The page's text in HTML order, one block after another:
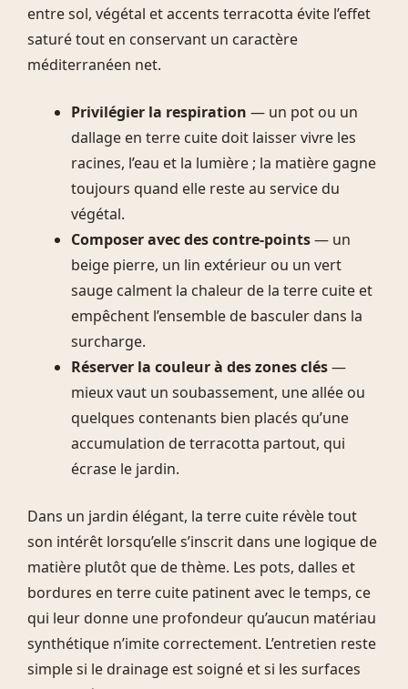
entre sol, végétal et accents terracotta évite l’effet
saturé tout en conservant un caractère
méditerranéen net.
Privilégier la respiration — un pot ou un
dallage en terre cuite doit laisser vivre les
racines, l’eau et la lumière ; la matière gagne
toujours quand elle reste au service du
végétal.
Composer avec des contre-points— un
beige pierre, un lin extérieur ou un vert
sauge calment la chaleur de la terre cuite et
empêchent l’ensemble de basculer dans la
surcharge.
Réserver la couleur à des zones clés—
mieux vaut un soubassement, une allée ou
quelques contenants bien placés qu’une
accumulation de terracotta partout, qui
écrase le jardin.
Dans un jardin élégant, la terre cuite révèle tout
son intérêt lorsqu’elle s’inscrit dans une logique de
matière plutôt que de thème. Les pots, dalles et
bordures en terre cuite patinent avec le temps, ce
qui leur donne une profondeur qu’aucun matériau
synthétique n’imite correctement. L’entretien reste
simple si le drainage est soigné et si les surfaces